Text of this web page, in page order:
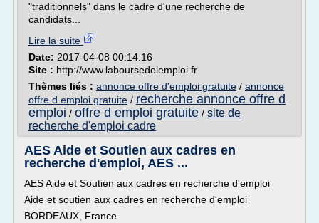
"traditionnels" dans le cadre d'une recherche de
candidats...
Lire la suite
Date: 2017-04-08 00:14:16
Site : http://www.laboursedelemploi.fr
Thèmes liés : annonce offre d'emploi gratuite / annonce
offre d emploi gratuite / recherche annonce offre d
emploi / offre d emploi gratuite / site de
recherche d'emploi cadre
AES Aide et Soutien aux cadres en
recherche d'emploi, AES ...
AES Aide et Soutien aux cadres en recherche d'emploi
Aide et soutien aux cadres en recherche d'emploi
BORDEAUX, France